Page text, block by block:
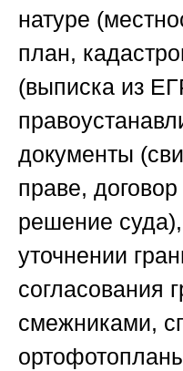
натуре
план,
(выписка из
документы
праве,
решение
уточнении
согласования
смежниками,